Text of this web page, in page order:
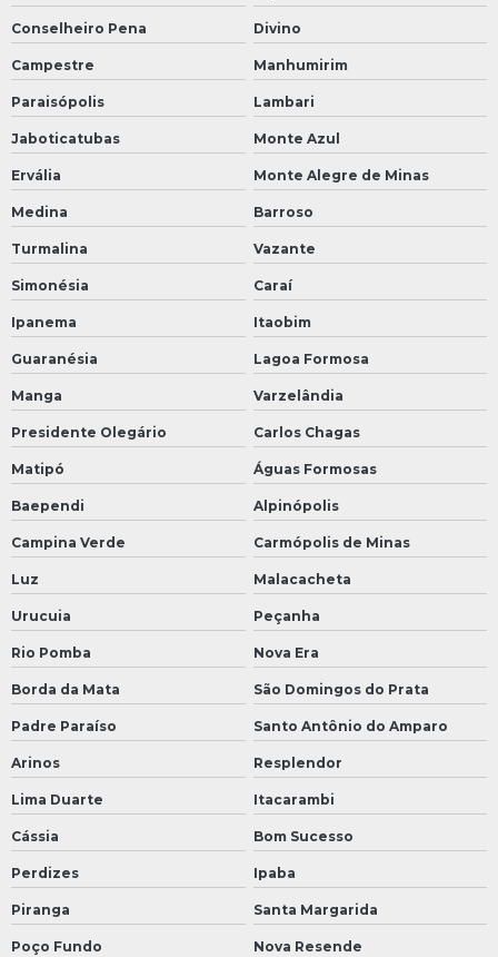
Conselheiro Pena Divino
Campestre Manhumirim
Paraisópolis Lambari
Jaboticatubas Monte Azul
Ervália Monte Alegre de Minas
Medina Barroso
Turmalina Vazante
Simonésia Caraí
Ipanema Itaobim
Guaranésia Lagoa Formosa
Manga Varzelândia
Presidente Olegário Carlos Chagas
Matipó Águas Formosas
Baependi Alpinópolis
Campina Verde Carmópolis de Minas
Luz Malacacheta
Urucuia Peçanha
Rio Pomba Nova Era
Borda da Mata São Domingos do Prata
Padre Paraíso Santo Antônio do Amparo
Arinos Resplendor
Lima Duarte Itacarambi
Cássia Bom Sucesso
Perdizes Ipaba
Piranga Santa Margarida
Poço Fundo Nova Resende